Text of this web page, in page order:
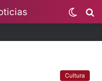
Switch
skin
Cultura